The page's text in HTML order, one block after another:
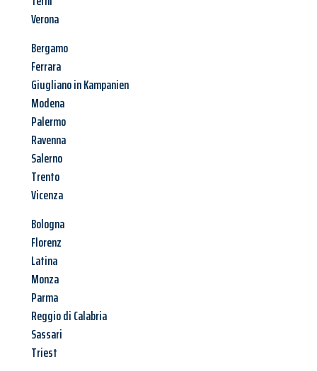
Verona
Bergamo
Ferrara
Giugliano in Kampanien
Modena
Palermo
Ravenna
Salerno
Trento
Vicenza
Bologna
Florenz
Latina
Monza
Parma
Reggio di Calabria
Sassari
Triest